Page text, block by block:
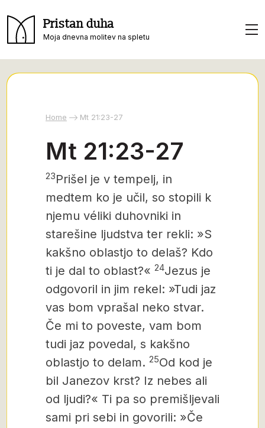
Pristan duha
Moja dnevna molitev na spletu
Home Mt 21:23-27
Mt 21:23-27
23Prišel je v tempelj, in
medtem ko je učil, so stopili k
njemu véliki duhovniki in
starešine ljudstva ter rekli: »S
kakšno oblastjo to delaš? Kdo
ti je dal to oblast?« 24Jezus je
odgovoril in jim rekel: »Tudi jaz
vas bom vprašal neko stvar.
Če mi to poveste, vam bom
tudi jaz povedal, s kakšno
oblastjo to delam. 25Od kod je
bil Janezov krst? Iz nebes ali
od ljudi?« Ti pa so premišljevali
sami pri sebi in govorili: »Če